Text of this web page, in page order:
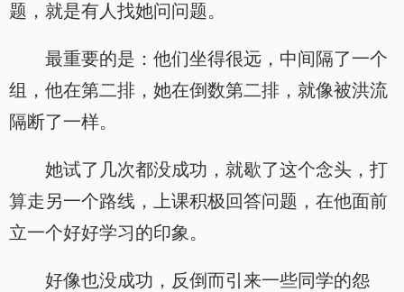
题，就是有人找她问问题。
最重要的是：他们坐得很远，中间隔了一个
组，他在第二排，她在倒数第二排，就像被洪流
隔断了一样。
她试了几次都没成功，就歇了这个念头，打
算走另一个路线，上课积极回答问题，在他面前
立一个好好学习的印象。
好像也没成功，反倒而引来一些同学的怨